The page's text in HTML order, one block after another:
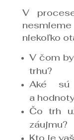
V
niekoľko
V čom
trhu?
Aké sú
a
Čo trh
záujmu?